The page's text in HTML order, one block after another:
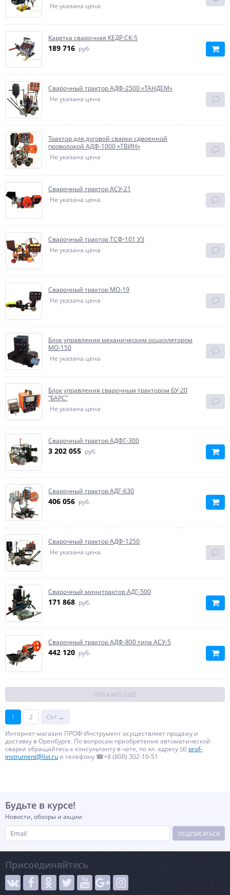
Не указана цена
Каретка сварочная КЕДР СК-5
189 716 руб.
Сварочный трактор АДФ-2500 «ТАНДЕМ»
Не указана цена
Трактор для дуговой сварки сдвоенной
проволокой АДФ-1000 «ТВИН»
Не указана цена
Сварочный трактор АСУ-21
Не указана цена
Сварочный трактор ТСФ-101 У3
Не указана цена
Сварочный трактор МО-19
Не указана цена
Блок управления механическим осциллятором
MO-150
Не указана цена
Блок управления сварочным трактором БУ-20
“БАРС”
Не указана цена
Сварочный трактор АДФГ-300
3 202 055 руб.
Сварочный трактор АДГ-630
406 056 руб.
Сварочный трактор АДФ-1250
Не указана цена
Сварочный минитрактор АДГ-500
171 868 руб.
Сварочный трактор АДФ-800 типа АСУ-5
442 120 руб.
ПОКАЗАТЬ ЕЩЁ
1 2
Ctrl →
Интернет-магазин ПРОФ-Инструмент осуществляет продажу и
доставку в Оренбурге. По вопросам приобретения автоматической
сварки обращайтесь к консультанту в чате, по эл. адресу ✉️ prof-
instrument@list.ru и телефону ☎+8 (800) 302-10-51
Будьте в курсе!
Новости, обзоры и акции
ПОДПИСАТЬСЯ
Присоединяйтесь